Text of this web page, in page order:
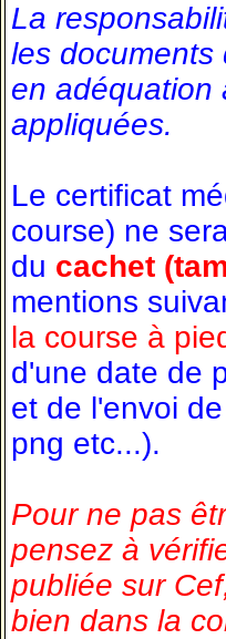
La
les documents
en adéquation
appliquées.
Le certificat
course) ne
du cachet
mentions
la course à
d'une date de
et de l'envoi
png etc...).
Pour ne pas
pensez à
publiée sur
bien dans la